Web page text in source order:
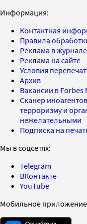
Информация:
Контактная
Правила
Реклама в журнале
Реклама на сайте
Условия
Архив
Вакансии в Forbes
Сканер
терроризму и
нежелательными
Подписка на
Мы в соцсетях:
Telegram
ВКонтакте
YouTube
Мобильное приложение